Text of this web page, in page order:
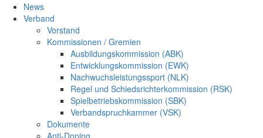
News
Verband
Vorstand
Kommissionen / Gremien
Ausbildungskommission (ABK)
Entwicklungskommission (EWK)
Nachwuchsleistungssport (NLK)
Regel und Schiedsrichterkommission (RSK)
Spielbetriebskommission (SBK)
Verbandspruchkammer (VSK)
Dokumente
Anti-Doping